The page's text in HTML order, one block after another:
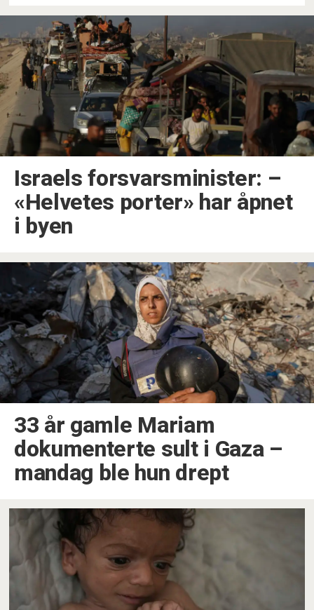
Israels forsvarsminister: –
«Helvetes porter» har åpnet
i byen
33 år gamle Mariam
dokumenterte sult i Gaza –
mandag ble hun drept